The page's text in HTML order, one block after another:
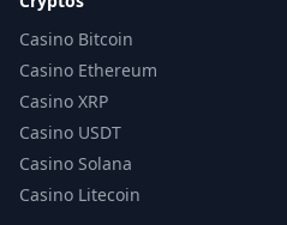
Casino Bitcoin
Casino Ethereum
Casino XRP
Casino USDT
Casino Solana
Casino Litecoin